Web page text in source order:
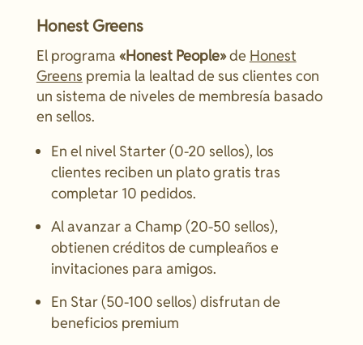
Honest Greens
El programa «Honest People»de Honest
Greens premia la lealtad de sus clientes con
un sistema de niveles de membresía basado
en sellos.
En el nivel Starter (0-20 sellos), los
clientes reciben un plato gratis tras
completar 10 pedidos.
Al avanzar a Champ (20-50 sellos),
obtienen créditos de cumpleaños e
invitaciones para amigos.
En Star (50-100 sellos) disfrutan de
beneficios premium